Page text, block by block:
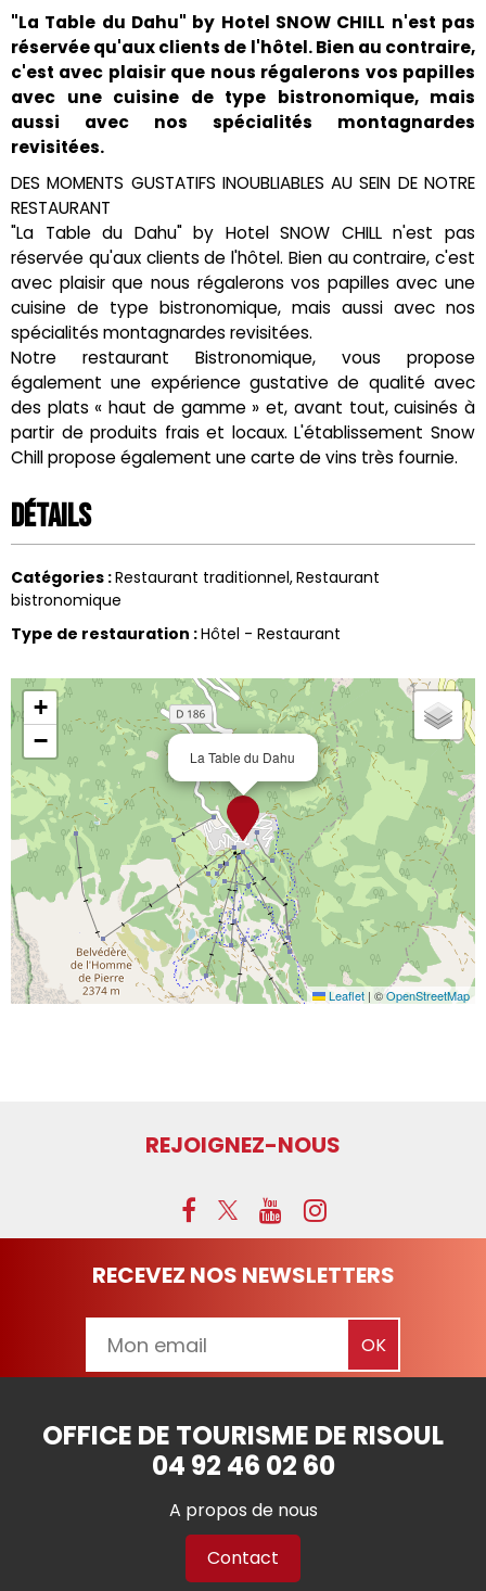
"La Table du Dahu" by Hotel SNOW CHILL n'est pas
réservée qu'aux clients de l'hôtel. Bien au contraire,
c'est avec plaisir que nous régalerons vos papilles
avec une cuisine de type bistronomique, mais
aussi avec nos spécialités montagnardes
revisitées.
DES MOMENTS GUSTATIFS INOUBLIABLES AU SEIN DE NOTRE
RESTAURANT
"La Table du Dahu" by Hotel SNOW CHILL n'est pas
réservée qu'aux clients de l'hôtel. Bien au contraire, c'est
avec plaisir que nous régalerons vos papilles avec une
cuisine de type bistronomique, mais aussi avec nos
spécialités montagnardes revisitées.
Notre restaurant Bistronomique, vous propose
également une expérience gustative de qualité avec
des plats « haut de gamme » et, avant tout, cuisinés à
partir de produits frais et locaux. L'établissement Snow
Chill propose également une carte de vins très fournie.
Détails
Catégories :Restaurant traditionnel Restaurant
bistronomique
Type de restauration :Hôtel - Restaurant
La Table du Dahu
+
−
Leaflet | ©OpenStreetMap
REJOIGNEZ-NOUS
RECEVEZ NOS NEWSLETTERS
OFFICE DE TOURISME DE RISOUL
04 92 46 02 60
A propos de nous
Contact